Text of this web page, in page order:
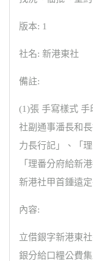
版本: 1
社名: 新港東社
備註:
(1)張 手寫樣式 手
社副通事潘長和
力長行記」、「
「理番分府給新
新港社甲首鍾遠
內容:
立借銀字新港東
銀分給口糧公費